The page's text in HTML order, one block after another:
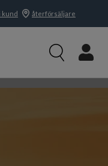
kund återförsäljare